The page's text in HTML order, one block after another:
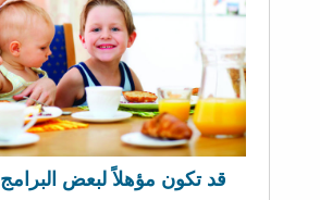
قد تكون مؤهلاً لبعض البرامج